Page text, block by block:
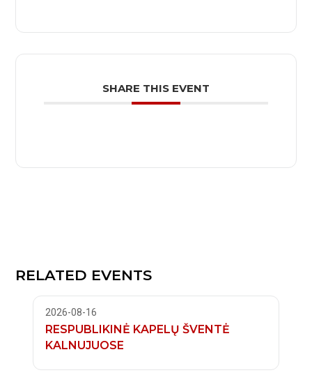
SHARE THIS EVENT
RELATED EVENTS
2026-08-16
RESPUBLIKINĖ KAPELŲ ŠVENTĖ
KALNUJUOSE